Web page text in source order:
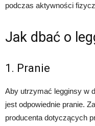
podczas aktywności
Jak dbać o
1. Pranie
Aby utrzymać legginsy w
jest odpowiednie pranie.
producenta dotyczących